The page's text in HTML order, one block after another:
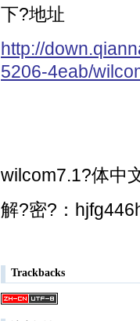
下?地址
http://
5206-4eab/
wilcom7.1?体中
解?密?：
Trackbacks